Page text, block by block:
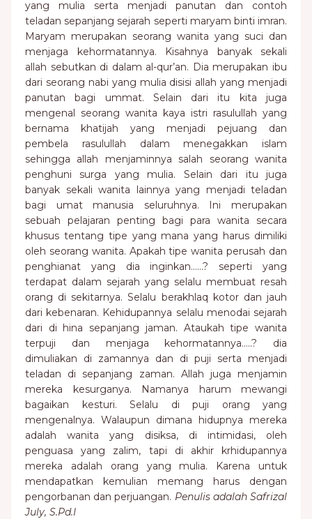
yang mulia serta menjadi panutan dan contoh
teladan sepanjang sejarah seperti maryam binti imran.
Maryam merupakan seorang wanita yang suci dan
menjaga kehormatannya. Kisahnya banyak sekali
allah sebutkan di dalam al-qur’an. Dia merupakan ibu
dari seorang nabi yang mulia disisi allah yang menjadi
panutan bagi ummat. Selain dari itu kita juga
mengenal seorang wanita kaya istri rasulullah yang
bernama khatijah yang menjadi pejuang dan
pembela rasulullah dalam menegakkan islam
sehingga allah menjaminnya salah seorang wanita
penghuni surga yang mulia. Selain dari itu juga
banyak sekali wanita lainnya yang menjadi teladan
bagi umat manusia seluruhnya. Ini merupakan
sebuah pelajaran penting bagi para wanita secara
khusus tentang tipe yang mana yang harus dimiliki
oleh seorang wanita. Apakah tipe wanita perusah dan
penghianat yang dia inginkan……? seperti yang
terdapat dalam sejarah yang selalu membuat resah
orang di sekitarnya. Selalu berakhlaq kotor dan jauh
dari kebenaran. Kehidupannya selalu menodai sejarah
dari di hina sepanjang jaman. Ataukah tipe wanita
terpuji dan menjaga kehormatannya…..? dia
dimuliakan di zamannya dan di puji serta menjadi
teladan di sepanjang zaman. Allah juga menjamin
mereka kesurganya. Namanya harum mewangi
bagaikan kesturi. Selalu di puji orang yang
mengenalnya. Walaupun dimana hidupnya mereka
adalah wanita yang disiksa, di intimidasi, oleh
penguasa yang zalim, tapi di akhir krhidupannya
mereka adalah orang yang mulia. Karena untuk
mendapatkan kemulian memang harus dengan
pengorbanan dan perjuangan. Penulis adalah Safrizal
July, S.Pd.I